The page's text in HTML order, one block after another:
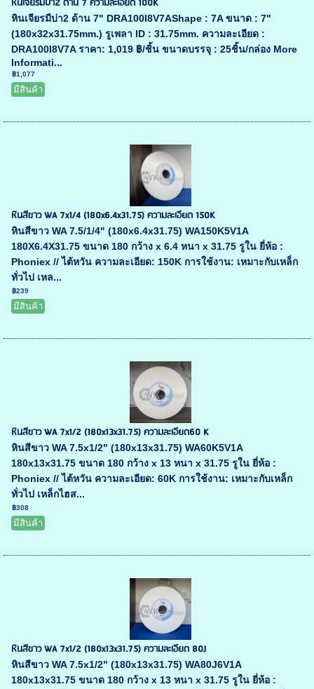
หินเจียรมีบ่า2 ด้าน 7 ความละเอียด 100K
หินเจียรมีบ่า2 ด้าน 7" DRA100I8V7AShape : 7A ขนาด : 7"
(180x32x31.75mm.) รูเพลา ID : 31.75mm. ความละเอียด :
DRA100I8V7A ราคา: 1,019 ฿/ชิ้น ขนาดบรรจุ : 25ชิ้น/กล่อง More
Informati...
฿1,077
มีสินค้า
หินสีขาว WA 7x1/4 (180x6.4x31.75) ความละเอียด 150K
หินสีขาว WA 7.5/1/4" (180x6.4x31.75) WA150K5V1A
180X6.4X31.75 ขนาด 180 กว้าง x 6.4 หนา x 31.75 รูใน ยี่ห้อ :
Phoniex // ไต้หวัน ความละเอียด: 150K การใช้งาน: เหมาะกับเหล็ก
ทั่วไป เหล...
฿239
มีสินค้า
หินสีขาว WA 7x1/2 (180x13x31.75) ความละเอียด60 K
หินสีขาว WA 7.5x1/2" (180x13x31.75) WA60K5V1A
180x13x31.75 ขนาด 180 กว้าง x 13 หนา x 31.75 รูใน ยี่ห้อ :
Phoniex // ไต้หวัน ความละเอียด: 60K การใช้งาน: เหมาะกับเหล็ก
ทั่วไป เหล็กไฮส...
฿308
มีสินค้า
หินสีขาว WA 7x1/2 (180x13x31.75) ความละเอียด 80J
หินสีขาว WA 7.5x1/2" (180x13x31.75) WA80J6V1A
180x13x31.75 ขนาด 180 กว้าง x 13 หนา x 31.75 รูใน ยี่ห้อ :